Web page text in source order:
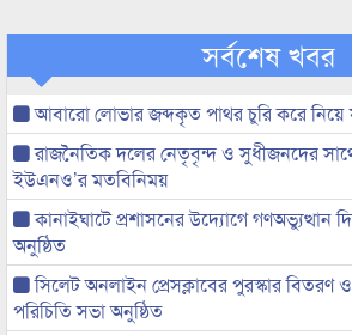
সর্বশেষ খবর
আবারো লোভার জব্দকৃত পাথর চুরি করে নিয়ে
রাজনৈতিক দলের নেতৃবৃন্দ ও সুধীজনদের
ইউএনও’র মতবিনিময়
কানাইঘাটে প্রশাসনের উদ্যোগে
অনুষ্ঠিত
সিলেট অনলাইন প্রেসক্লাবের পুরস্কার
পরিচিতি সভা অনুষ্ঠিত